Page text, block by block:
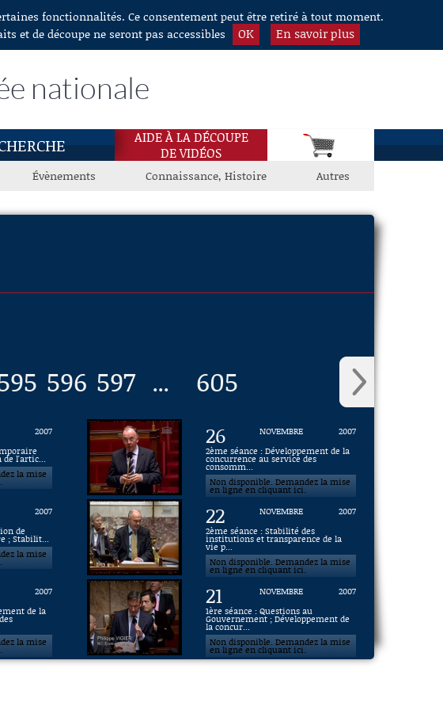
fonctionnalités. Ce consentement peut être retiré à tout moment.
et de découpe ne seront pas accessibles
OK En savoir plus
nationale
AIDE À LA DÉCOUPE
DE VIDÉOS
Évènements Connaissance, Histoire Autres
596 597 ... 605
2007
de l'artic...
la mise
26 NOVEMBRE
2007
2ème séance : Développement de la
concurrence au service des
consomm...
Non disponible. Demandez la mise
en ligne en cliquant ici.
2007
de
; Stabilit...
la mise
22 NOVEMBRE
2007
2ème séance : Stabilité des
institutions et transparence de la
vie p...
Non disponible. Demandez la mise
en ligne en cliquant ici.
2007
de la
la mise
21 NOVEMBRE
2007
1ère séance : Questions au
Gouvernement ; Développement de
la concur...
Non disponible. Demandez la mise
en ligne en cliquant ici.